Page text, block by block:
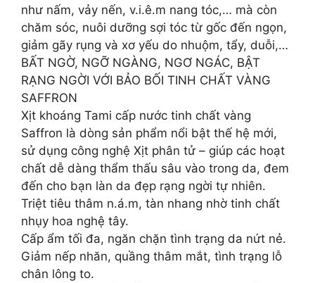
như nấm, vảy nến, v.i.ê.m nang tóc,… mà còn
chăm sóc, nuôi dưỡng sợi tóc từ gốc đến ngọn,
giảm gãy rụng và xơ yếu do nhuộm, tẩy, duỗi,…
BẤT NGỜ, NGỠ NGÀNG, NGƠ NGÁC, BẬT
RẠNG NGỜI VỚI BẢO BỐI TINH CHẤT VÀNG
SAFFRON
Xịt khoáng Tami cấp nước tinh chất vàng
Saffron là dòng sản phẩm nổi bật thế hệ mới,
sử dụng công nghệ Xịt phân tử – giúp các hoạt
chất dễ dàng thẩm thấu sâu vào trong da, đem
đến cho bạn làn da đẹp rạng ngời tự nhiên.
Triệt tiêu thâm n.á.m, tàn nhang nhờ tinh chất
nhụy hoa nghệ tây.
Cấp ẩm tối đa, ngăn chặn tình trạng da nứt nẻ.
Giảm nếp nhăn, quầng thâm mắt, tình trạng lỗ
chân lông to.